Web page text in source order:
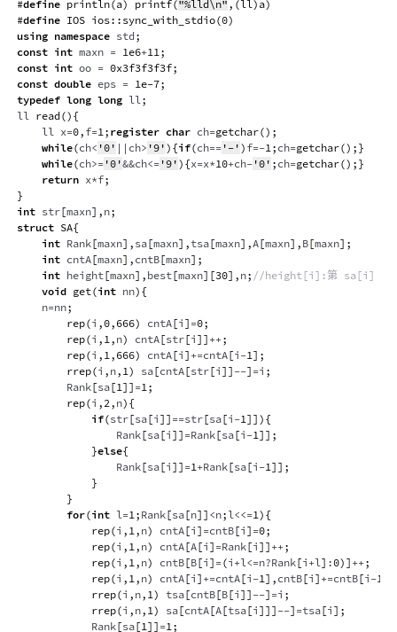
#define println(a) printf("%lld\n" , (ll) a)
#define IOS ios:: sync_with_stdio(0)
using namespace std;
const int maxn = 1e6+11;
const int oo = 0x3f3f3f3f;
const double eps = 1e-7;
typedef long long ll;
ll read() {
    ll x
=0, f=1; register char ch=getchar() ;
while(ch< '0' || ch> '9' ) {if(ch== '-' ) f=-1; ch=getchar() ; }
while(ch>= '0'&&ch<= '9' ) {x=x*10+ch- '0' ; ch=getchar() ; }
return x*f;
}
int str[maxn] , n;
struct SA{
int Rank[maxn] , sa[maxn] ,tsa[maxn] ,A[maxn] , B[maxn] ;
int cntA[maxn] , cntB[maxn] ;
int height[maxn] , best[maxn] [30] , n; //height[i]:第 sa[i]
void get(int nn) {
		n
=nn;
rep(i , 0, 666) cntA[i ] =0;
rep(i , 1, n) cntA[str[i ] ] ++;
rep(i , 1, 666) cntA[i ] +=cntA[i -1] ;
rrep(i , n, 1) sa[cntA[str[i ] ] --] =i ;
        Rank
[sa[1] ] =1;
rep(i , 2, n) {
if(str[sa[i ] ] ==str[sa[i -1] ] ) {
                Rank
[sa[i ] ] =Rank[sa[i -1] ] ;
}else{
                Rank
[sa[i ] ] =1+Rank[sa[i -1] ] ;
}
}
for(int l=1; Rank[sa[n] ] <n; l<<=1) {
rep(i , 1, n) cntA[i ] =cntB[i ] =0;
rep(i , 1, n) cntA[A[i ] =Rank[i ] ] ++;
rep(i , 1, n) cntB[B[i ] =(i +l<=n?Rank[i +l] : 0) ] ++;
rep(i , 1, n) cntA[i ] +=cntA[i -1] , cntB[i ] +=cntB[i -1
rrep(i , n, 1) tsa[cntB[B[i ] ] --] =i ;
rrep(i , n, 1) sa[cntA[A[tsa[i ] ] ] --] =tsa[i ] ;
            Rank
[sa[1] ] =1;